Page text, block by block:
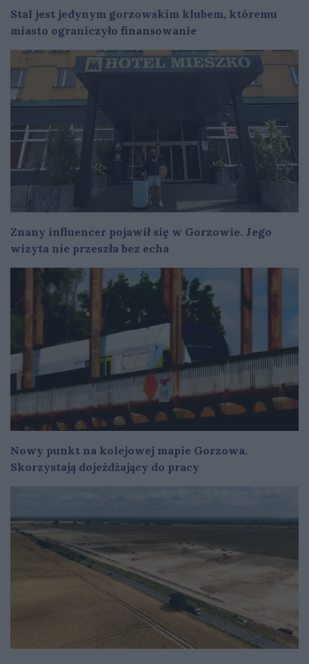
Stal jest jedynym gorzowskim klubem, któremu
miasto ograniczyło finansowanie
Znany influencer pojawił się w Gorzowie. Jego
wizyta nie przeszła bez echa
Nowy punkt na kolejowej mapie Gorzowa.
Skorzystają dojeżdżający do pracy